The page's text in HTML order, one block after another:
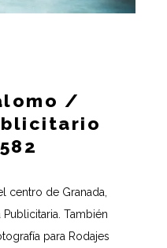
/
centro de Granada,
También
para Rodajes